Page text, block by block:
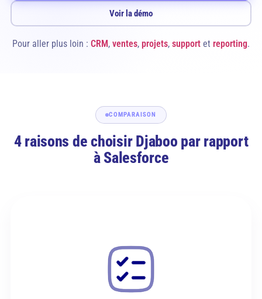
Voir la démo
Pour aller plus loin : CRM, ventes, projets, support et reporting.
COMPARAISON
4 raisons de choisir Djaboo par rapport
à Salesforce